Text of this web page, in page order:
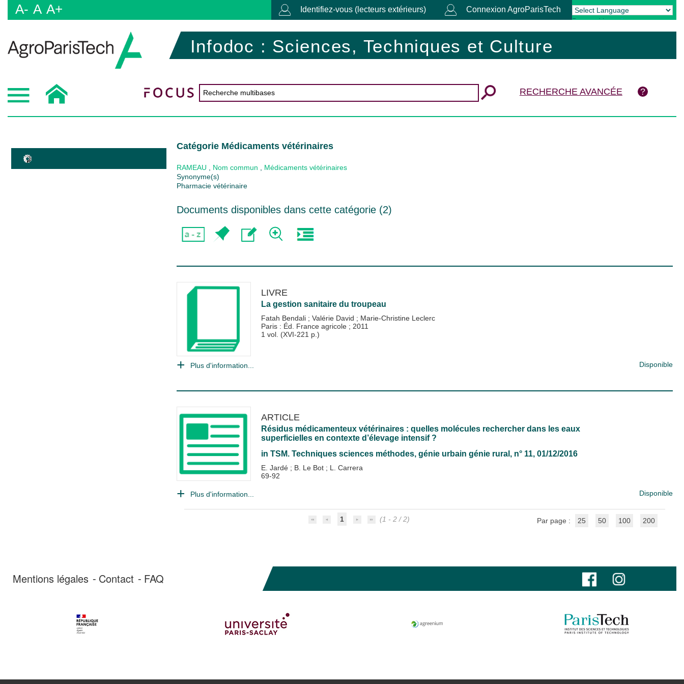
A- A A+ Identifiez-vous (lecteurs extérieurs) Connexion AgroParisTech
Powered by Translate
Infodoc : Sciences, Techniques et Culture
RECHERCHE AVANCÉE
Catégorie Médicaments vétérinaires
RAMEAU Nom commun
Médicaments vétérinaires
Synonyme(s)
Pharmacie vétérinaire
Documents disponibles dans cette catégorie (2)
LIVRE
La gestion sanitaire du troupeau
Fatah Bendali ; Valérie David ; Marie-Christine Leclerc
Paris : Éd. France agricole ; 2011
1 vol. (XVI-221 p.)
Plus d'information... Disponible
ARTICLE
Résidus médicamenteux vétérinaires : quelles molécules rechercher dans les eaux
superficielles en contexte d’élevage intensif ?
in TSM. Techniques sciences méthodes, génie urbain génie rural , n° 11, 01/12/2016
E. Jardé ; B. Le Bot ; L. Carrera
69-92
Plus d'information... Disponible
1 (1 - 2 / 2) Par page : 25 50 100 200
Mentions légales Contact FAQ